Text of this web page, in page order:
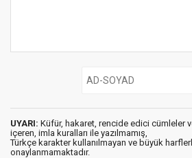
UYARI: Küfür, hakaret, rencide edici cümleler
içeren, imla kuralları ile yazılmamış,
Türkçe karakter kullanılmayan ve büyük
onaylanmamaktadır.